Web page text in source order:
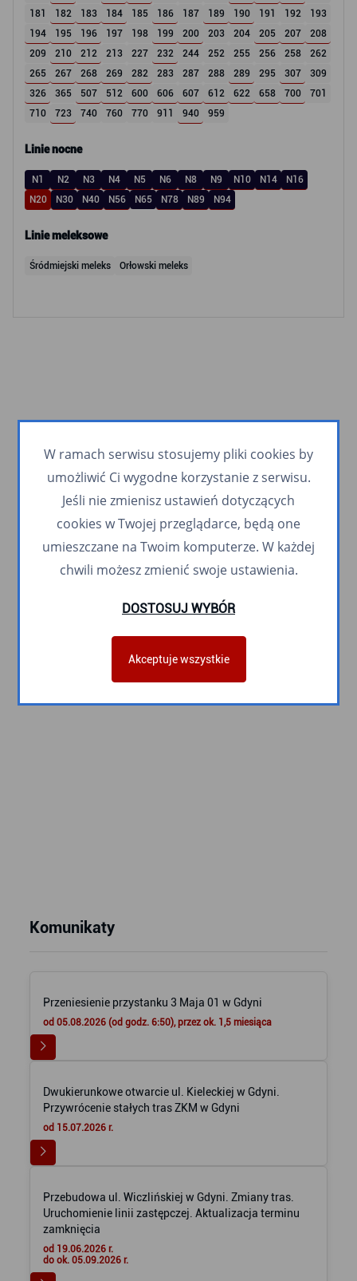
181
182 183 184 185 186 187 189 190 191 192
193
194
195 196 197 198 199 200 203 204 205 207
208
209
210 212 213 227 232 244 252 255 256 258
262
265
267 268 269 282 283 287 288 289 295 307
309
326
365 507 512 600 606 607 612 622 658 700
701
710
723 740 760 770 911 940 959
Linie nocne
N1 N2 N3 N4 N5 N6 N8 N9 N10 N14
N16
N20
N30 N40 N56 N65 N78 N89 N94
Linie meleksowe
Śródmiejski meleks Orłowski meleks
Komunikaty
Przeniesienie przystanku 3 Maja 01 w Gdyni
od 05.08.2026 (od godz. 6:50), przez ok. 1,5 miesiąca
Dwukierunkowe otwarcie ul. Kieleckiej w Gdyni.
Przywrócenie stałych tras ZKM w Gdyni
od 15.07.2026 r.
Przebudowa ul. Wiczlińskiej w Gdyni. Zmiany tras.
Uruchomienie linii zastępczej. Aktualizacja terminu
zamknięcia
od 19.06.2026 r.
do ok. 05.09.2026 r.
W ramach serwisu stosujemy pliki cookies by
umożliwić Ci wygodne korzystanie z serwisu.
Jeśli nie zmienisz ustawień dotyczących
cookies w Twojej przeglądarce, będą one
umieszczane na Twoim komputerze. W każdej
chwili możesz zmienić swoje ustawienia.
DOSTOSUJ WYBÓR
Akceptuje wszystkie